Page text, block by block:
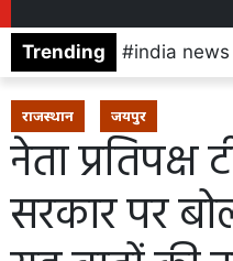
Trending india news
राजस्थान जयपुर
नेता प्रतिपक्ष
सरकार पर